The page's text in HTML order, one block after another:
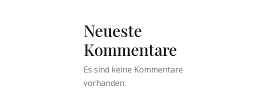
Neueste
Kommentare
Es sind keine Kommentare
vorhanden.